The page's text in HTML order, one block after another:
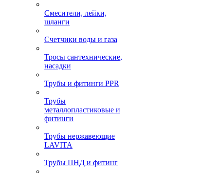
Смесители, лейки,
шланги
Счетчики воды и газа
Тросы сантехнические,
насадки
Трубы и фитинги PPR
Трубы
металлопластиковые и
фитинги
Трубы нержавеющие
LAVITA
Трубы ПНД и фитинг